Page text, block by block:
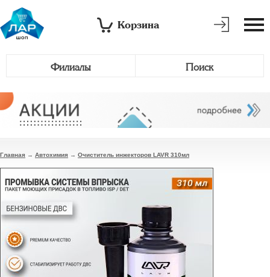
Корзина
Филиалы Поиск
Главная → Автохимия → Очиститель инжекторов LAVR 310мл